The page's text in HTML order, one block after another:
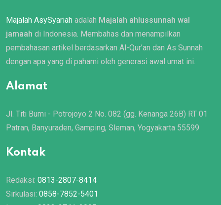
Majalah AsySyariah adalah Majalah ahlussunnah wal
jamaah di Indonesia. Membahas dan menampilkan
pembahasan artikel berdasarkan Al-Qur’an dan As Sunnah
dengan apa yang di pahami oleh generasi awal umat ini.
Alamat
Jl. Titi Bumi - Potrojoyo 2 No. 082 (gg. Kenanga 26B) RT 01
Patran, Banyuraden, Gamping, Sleman, Yogyakarta 55599
Kontak
Redaksi: 0813-2807-8414
Sirkulasi: 0858-7852-5401